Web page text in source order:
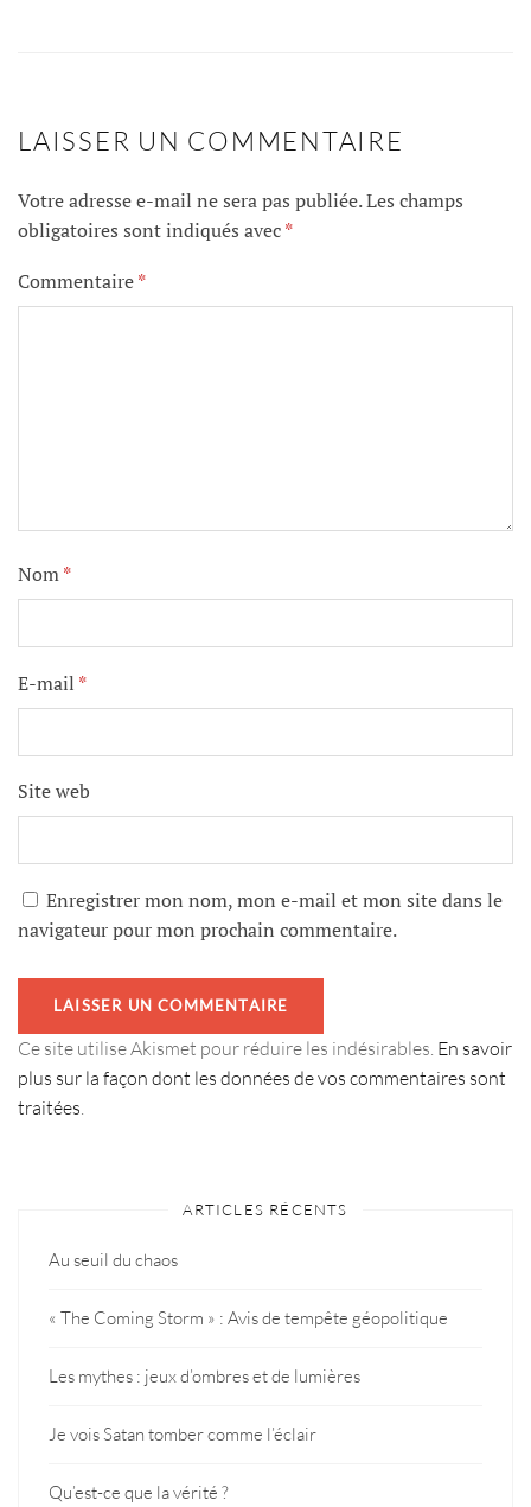
LAISSER UN COMMENTAIRE
Votre adresse e-mail ne sera pas publiée.Les champs
obligatoires sont indiqués avec*
Commentaire*
Nom*
E-mail *
Site web
Enregistrer mon nom, mon e-mail et mon site dans le
navigateur pour mon prochain commentaire.
Ce site utilise Akismet pour réduire les indésirables. En savoir
plus sur la façon dont les données de vos commentaires sont
traitées
ARTICLES RÉCENTS
Au seuil du chaos
« The Coming Storm » : Avis de tempête géopolitique
Les mythes : jeux d’ombres et de lumières
Je vois Satan tomber comme l’éclair
Qu’est-ce que la vérité ?